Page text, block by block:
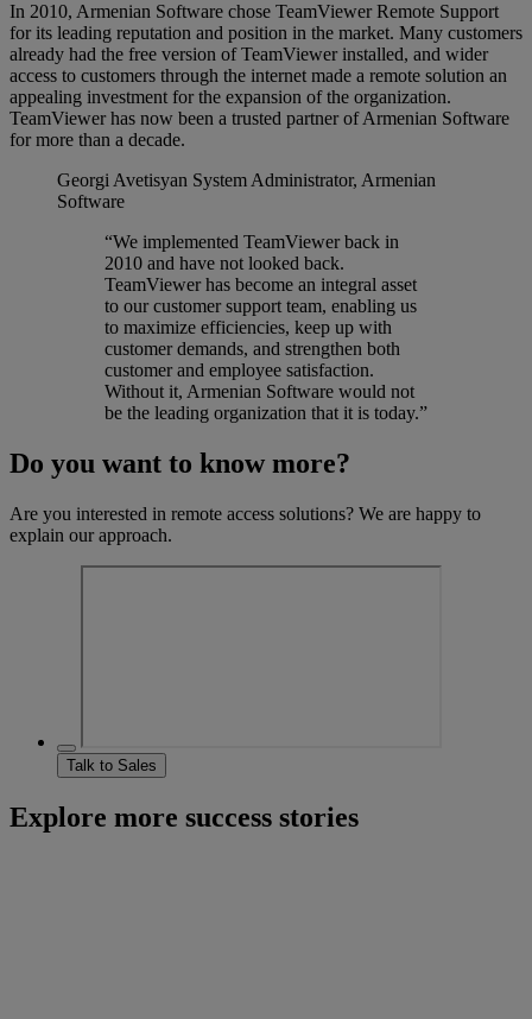
In 2010, Armenian Software chose TeamViewer Remote Support
for its leading reputation and position in the market. Many customers
already had the free version of TeamViewer installed, and wider
access to customers through the internet made a remote solution an
appealing investment for the expansion of the organization.
TeamViewer has now been a trusted partner of Armenian Software
for more than a decade.
Georgi Avetisyan System Administrator, Armenian
Software
“We implemented TeamViewer back in
2010 and have not looked back.
TeamViewer has become an integral asset
to our customer support team, enabling us
to maximize efficiencies, keep up with
customer demands, and strengthen both
customer and employee satisfaction.
Without it, Armenian Software would not
be the leading organization that it is today.”
Do you want to know more?
Are you interested in remote access solutions? We are happy to
explain our approach.
Talk to Sales
Explore more success stories